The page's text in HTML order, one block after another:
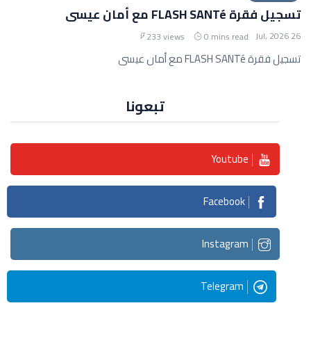
تسجيل فقرة FLASH SANTé مع أمان عيسى
26 Jul, 2026
0 mins read
233 views
تسجيل فقرة FLASH SANTé مع أمان عيسى
تبعونا
Youtube
Facebook
Instagram
Telegram